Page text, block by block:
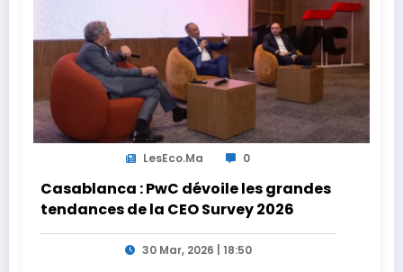
LesEco.ma 0
Casablanca : PwC dévoile les grandes
tendances de la CEO Survey 2026
30 Mar, 2026 | 18:50